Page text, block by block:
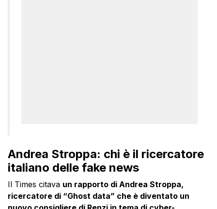
Andrea Stroppa: chi è il ricercatore
italiano delle fake news
Il Times citava un rapporto di Andrea Stroppa,
ricercatore di “Ghost data” che è diventato un